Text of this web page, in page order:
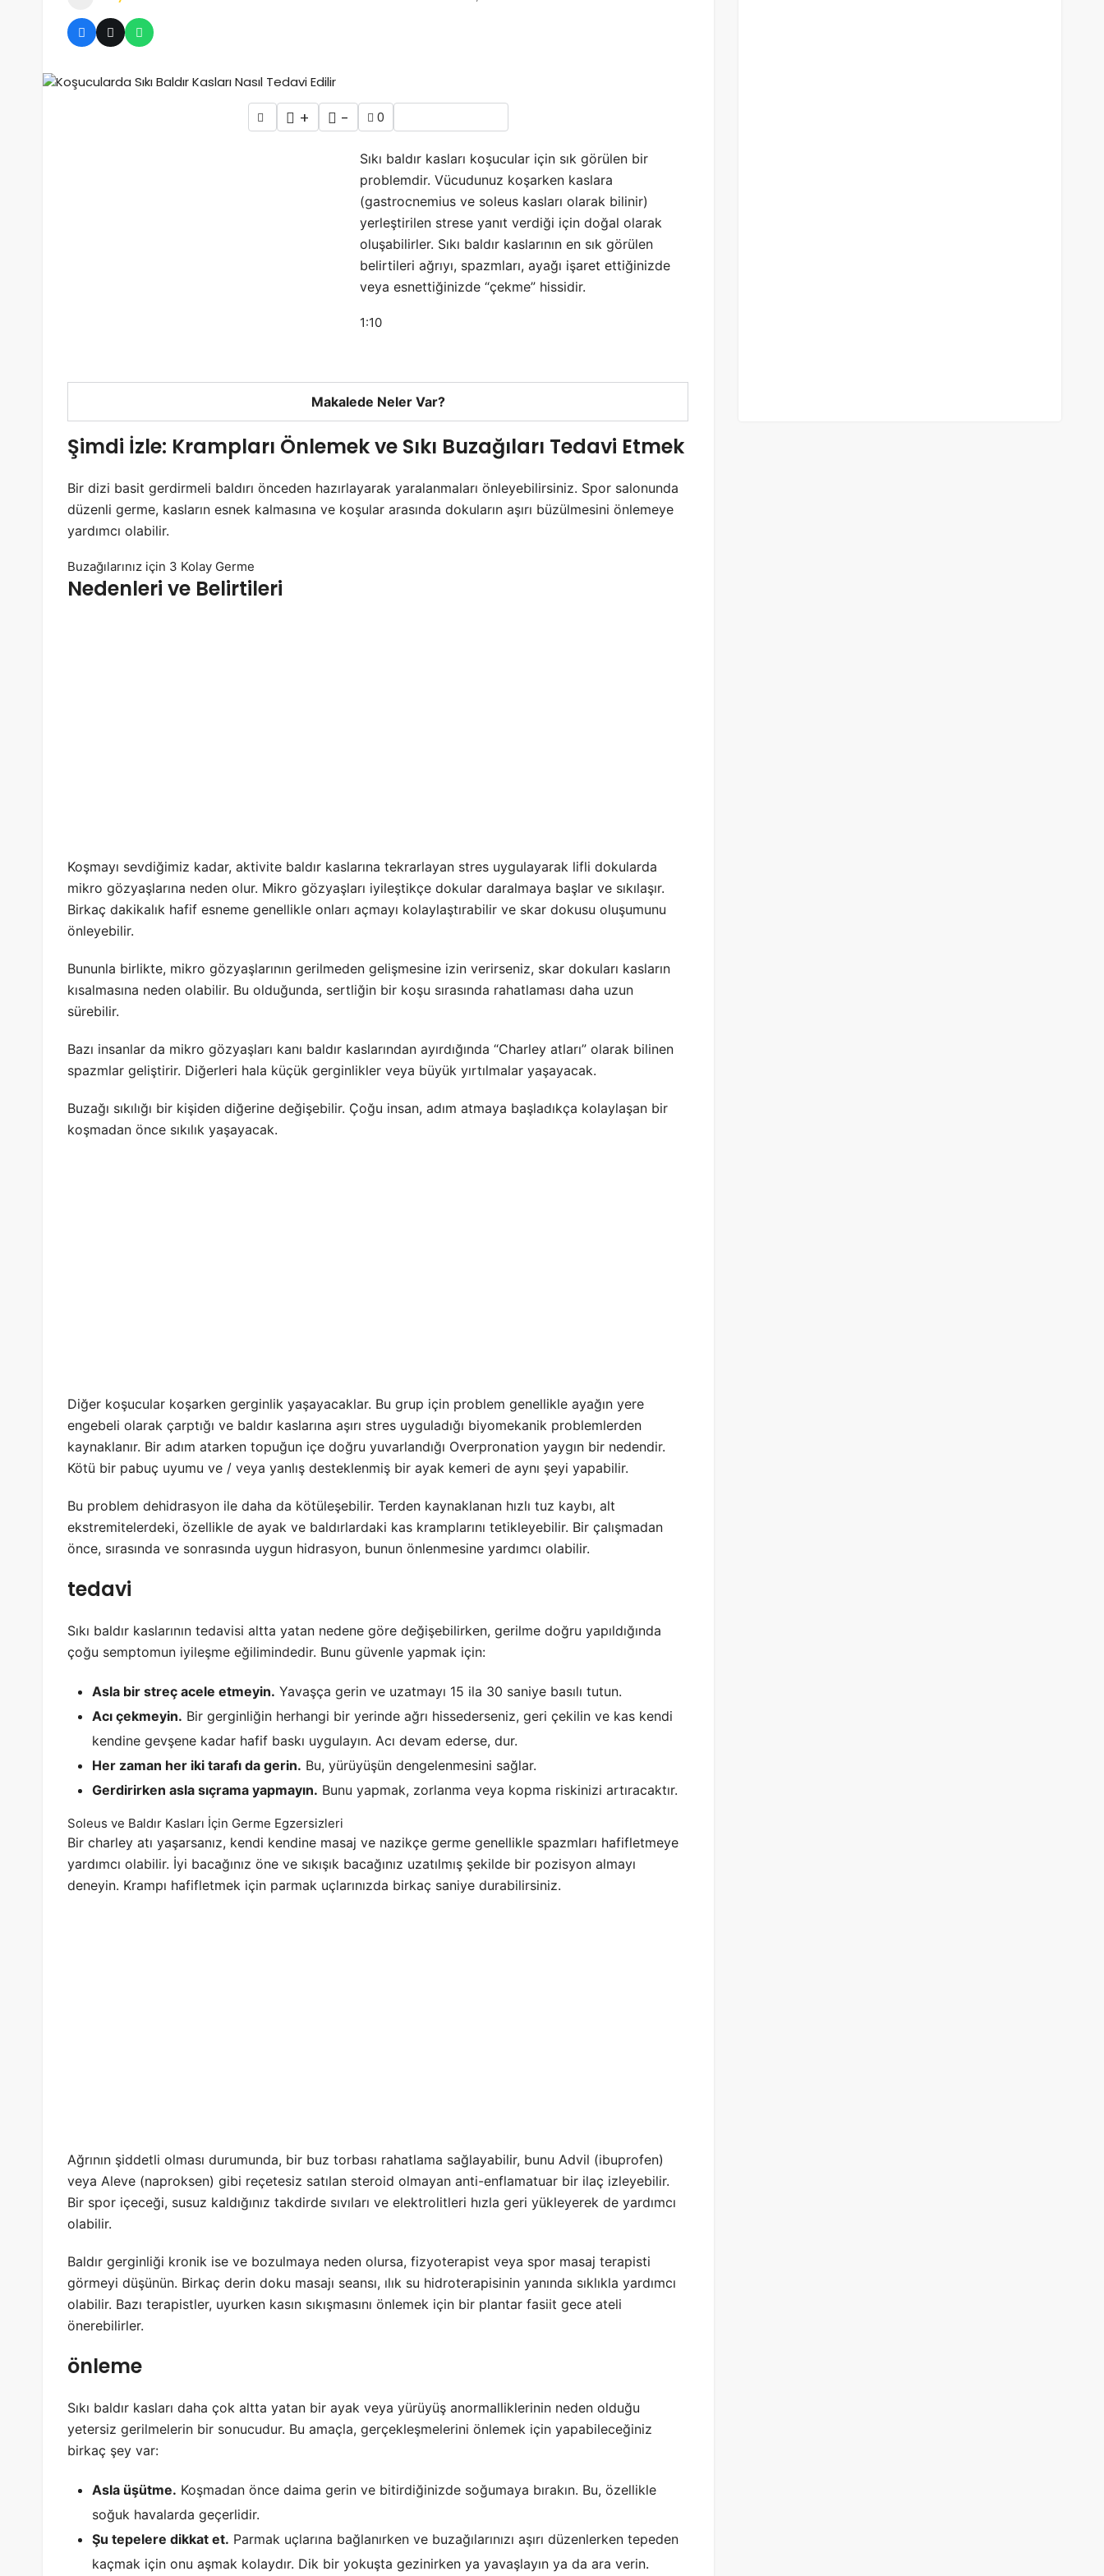
Yüz Maskeleri Egzersiz Sırasında Nefes Almayı veya Performansı Engellemez
+ - 0
Sıkı baldır kasları koşucular için sık görülen bir
problemdir. Vücudunuz koşarken kaslara
(gastrocnemius ve soleus kasları olarak bilinir)
yerleştirilen strese yanıt verdiği için doğal olarak
oluşabilirler. Sıkı baldır kaslarının en sık görülen
belirtileri ağrıyı, spazmları, ayağı işaret ettiğinizde
veya esnettiğinizde “çekme” hissidir.
1:10
Makalede Neler Var?
Şimdi İzle: Krampları Önlemek ve Sıkı Buzağıları Tedavi Etmek
Bir dizi basit gerdirmeli baldırı önceden hazırlayarak yaralanmaları önleyebilirsiniz. Spor salonunda
düzenli germe, kasların esnek kalmasına ve koşular arasında dokuların aşırı büzülmesini önlemeye
yardımcı olabilir.
Buzağılarınız için 3 Kolay Germe
Nedenleri ve Belirtileri
Koşmayı sevdiğimiz kadar, aktivite baldır kaslarına tekrarlayan stres uygulayarak lifli dokularda
mikro gözyaşlarına neden olur. Mikro gözyaşları iyileştikçe dokular daralmaya başlar ve sıkılaşır.
Birkaç dakikalık hafif esneme genellikle onları açmayı kolaylaştırabilir ve skar dokusu oluşumunu
önleyebilir.
Bununla birlikte, mikro gözyaşlarının gerilmeden gelişmesine izin verirseniz, skar dokuları kasların
kısalmasına neden olabilir. Bu olduğunda, sertliğin bir koşu sırasında rahatlaması daha uzun
sürebilir.
Bazı insanlar da mikro gözyaşları kanı baldır kaslarından ayırdığında “Charley atları” olarak bilinen
spazmlar geliştirir. Diğerleri hala küçük gerginlikler veya büyük yırtılmalar yaşayacak.
Buzağı sıkılığı bir kişiden diğerine değişebilir. Çoğu insan, adım atmaya başladıkça kolaylaşan bir
koşmadan önce sıkılık yaşayacak.
Diğer koşucular koşarken gerginlik yaşayacaklar. Bu grup için problem genellikle ayağın yere
engebeli olarak çarptığı ve baldır kaslarına aşırı stres uyguladığı biyomekanik problemlerden
kaynaklanır. Bir adım atarken topuğun içe doğru yuvarlandığı Overpronation yaygın bir nedendir.
Kötü bir pabuç uyumu ve / veya yanlış desteklenmiş bir ayak kemeri de aynı şeyi yapabilir.
Bu problem dehidrasyon ile daha da kötüleşebilir. Terden kaynaklanan hızlı tuz kaybı, alt
ekstremitelerdeki, özellikle de ayak ve baldırlardaki kas kramplarını tetikleyebilir. Bir çalışmadan
önce, sırasında ve sonrasında uygun hidrasyon, bunun önlenmesine yardımcı olabilir.
tedavi
Sıkı baldır kaslarının tedavisi altta yatan nedene göre değişebilirken, gerilme doğru yapıldığında
çoğu semptomun iyileşme eğilimindedir. Bunu güvenle yapmak için:
Asla bir streç acele etmeyin. Yavaşça gerin ve uzatmayı 15 ila 30 saniye basılı tutun.
Acı çekmeyin. Bir gerginliğin herhangi bir yerinde ağrı hissederseniz, geri çekilin ve kas kendi
kendine gevşene kadar hafif baskı uygulayın. Acı devam ederse, dur.
Her zaman her iki tarafı da gerin. Bu, yürüyüşün dengelenmesini sağlar.
Gerdirirken asla sıçrama yapmayın. Bunu yapmak, zorlanma veya kopma riskinizi artıracaktır.
Soleus ve Baldır Kasları İçin Germe Egzersizleri
Bir charley atı yaşarsanız, kendi kendine masaj ve nazikçe germe genellikle spazmları hafifletmeye
yardımcı olabilir. İyi bacağınız öne ve sıkışık bacağınız uzatılmış şekilde bir pozisyon almayı
deneyin. Krampı hafifletmek için parmak uçlarınızda birkaç saniye durabilirsiniz.
Ağrının şiddetli olması durumunda, bir buz torbası rahatlama sağlayabilir, bunu Advil (ibuprofen)
veya Aleve (naproksen) gibi reçetesiz satılan steroid olmayan anti-enflamatuar bir ilaç izleyebilir.
Bir spor içeceği, susuz kaldığınız takdirde sıvıları ve elektrolitleri hızla geri yükleyerek de yardımcı
olabilir.
Baldır gerginliği kronik ise ve bozulmaya neden olursa, fizyoterapist veya spor masaj terapisti
görmeyi düşünün. Birkaç derin doku masajı seansı, ılık su hidroterapisinin yanında sıklıkla yardımcı
olabilir. Bazı terapistler, uyurken kasın sıkışmasını önlemek için bir plantar fasiit gece ateli
önerebilirler.
önleme
Sıkı baldır kasları daha çok altta yatan bir ayak veya yürüyüş anormalliklerinin neden olduğu
yetersiz gerilmelerin bir sonucudur. Bu amaçla, gerçekleşmelerini önlemek için yapabileceğiniz
birkaç şey var:
Asla üşütme. Koşmadan önce daima gerin ve bitirdiğinizde soğumaya bırakın. Bu, özellikle
soğuk havalarda geçerlidir.
Şu tepelere dikkat et. Parmak uçlarına bağlanırken ve buzağılarınızı aşırı düzenlerken tepeden
kaçmak için onu aşmak kolaydır. Dik bir yokuşta gezinirken ya yavaşlayın ya da ara verin.